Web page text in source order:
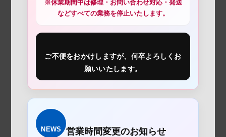
※休業期間中は修理・お問い合わせ対応・発送
などすべての業務を停止いたします。
ご不便をおかけしますが、何卒よろしくお
願いいたします。
NEWS 営業時間変更のお知らせ